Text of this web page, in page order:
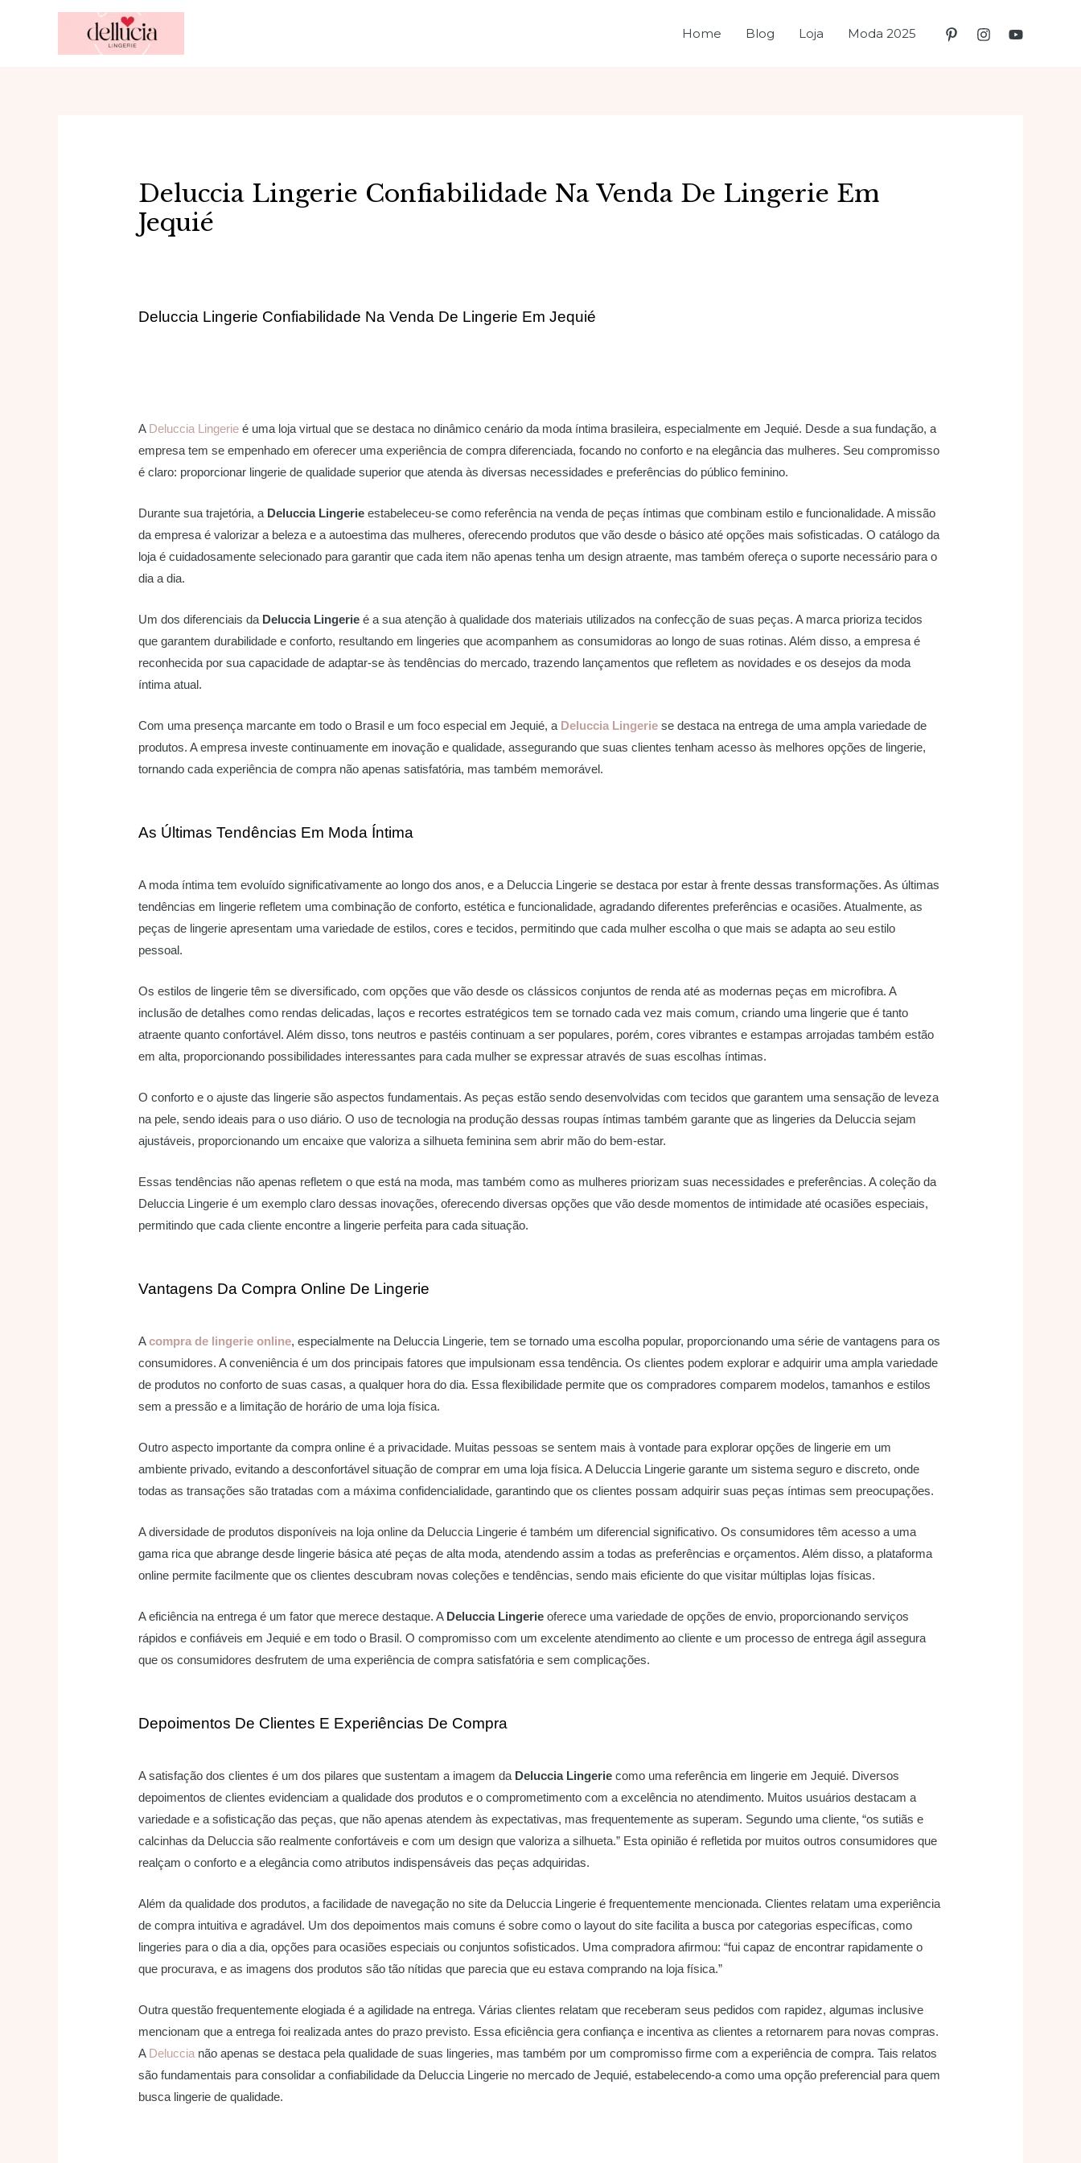
Home Blog Loja Moda 2025
Deluccia Lingerie Confiabilidade Na Venda De Lingerie Em
Jequié
Deluccia Lingerie Confiabilidade Na Venda De Lingerie Em Jequié
A Deluccia Lingerie é uma loja virtual que se destaca no dinâmico cenário da moda íntima brasileira, especialmente em Jequié. Desde a sua fundação, a
empresa tem se empenhado em oferecer uma experiência de compra diferenciada, focando no conforto e na elegância das mulheres. Seu compromisso
é claro: proporcionar lingerie de qualidade superior que atenda às diversas necessidades e preferências do público feminino.
Durante sua trajetória, a Deluccia Lingerie estabeleceu-se como referência na venda de peças íntimas que combinam estilo e funcionalidade. A missão
da empresa é valorizar a beleza e a autoestima das mulheres, oferecendo produtos que vão desde o básico até opções mais sofisticadas. O catálogo da
loja é cuidadosamente selecionado para garantir que cada item não apenas tenha um design atraente, mas também ofereça o suporte necessário para o
dia a dia.
Um dos diferenciais da Deluccia Lingerie é a sua atenção à qualidade dos materiais utilizados na confecção de suas peças. A marca prioriza tecidos
que garantem durabilidade e conforto, resultando em lingeries que acompanhem as consumidoras ao longo de suas rotinas. Além disso, a empresa é
reconhecida por sua capacidade de adaptar-se às tendências do mercado, trazendo lançamentos que refletem as novidades e os desejos da moda
íntima atual.
Com uma presença marcante em todo o Brasil e um foco especial em Jequié, a Deluccia Lingerie se destaca na entrega de uma ampla variedade de
produtos. A empresa investe continuamente em inovação e qualidade, assegurando que suas clientes tenham acesso às melhores opções de lingerie,
tornando cada experiência de compra não apenas satisfatória, mas também memorável.
As Últimas Tendências Em Moda Íntima
A moda íntima tem evoluído significativamente ao longo dos anos, e a Deluccia Lingerie se destaca por estar à frente dessas transformações. As últimas
tendências em lingerie refletem uma combinação de conforto, estética e funcionalidade, agradando diferentes preferências e ocasiões. Atualmente, as
peças de lingerie apresentam uma variedade de estilos, cores e tecidos, permitindo que cada mulher escolha o que mais se adapta ao seu estilo
pessoal.
Os estilos de lingerie têm se diversificado, com opções que vão desde os clássicos conjuntos de renda até as modernas peças em microfibra. A
inclusão de detalhes como rendas delicadas, laços e recortes estratégicos tem se tornado cada vez mais comum, criando uma lingerie que é tanto
atraente quanto confortável. Além disso, tons neutros e pastéis continuam a ser populares, porém, cores vibrantes e estampas arrojadas também estão
em alta, proporcionando possibilidades interessantes para cada mulher se expressar através de suas escolhas íntimas.
O conforto e o ajuste das lingerie são aspectos fundamentais. As peças estão sendo desenvolvidas com tecidos que garantem uma sensação de leveza
na pele, sendo ideais para o uso diário. O uso de tecnologia na produção dessas roupas íntimas também garante que as lingeries da Deluccia sejam
ajustáveis, proporcionando um encaixe que valoriza a silhueta feminina sem abrir mão do bem-estar.
Essas tendências não apenas refletem o que está na moda, mas também como as mulheres priorizam suas necessidades e preferências. A coleção da
Deluccia Lingerie é um exemplo claro dessas inovações, oferecendo diversas opções que vão desde momentos de intimidade até ocasiões especiais,
permitindo que cada cliente encontre a lingerie perfeita para cada situação.
Vantagens Da Compra Online De Lingerie
Acompra de lingerie online, especialmente na Deluccia Lingerie, tem se tornado uma escolha popular, proporcionando uma série de vantagens para os
consumidores. A conveniência é um dos principais fatores que impulsionam essa tendência. Os clientes podem explorar e adquirir uma ampla variedade
de produtos no conforto de suas casas, a qualquer hora do dia. Essa flexibilidade permite que os compradores comparem modelos, tamanhos e estilos
sem a pressão e a limitação de horário de uma loja física.
Outro aspecto importante da compra online é a privacidade. Muitas pessoas se sentem mais à vontade para explorar opções de lingerie em um
ambiente privado, evitando a desconfortável situação de comprar em uma loja física. A Deluccia Lingerie garante um sistema seguro e discreto, onde
todas as transações são tratadas com a máxima confidencialidade, garantindo que os clientes possam adquirir suas peças íntimas sem preocupações.
A diversidade de produtos disponíveis na loja online da Deluccia Lingerie é também um diferencial significativo. Os consumidores têm acesso a uma
gama rica que abrange desde lingerie básica até peças de alta moda, atendendo assim a todas as preferências e orçamentos. Além disso, a plataforma
online permite facilmente que os clientes descubram novas coleções e tendências, sendo mais eficiente do que visitar múltiplas lojas físicas.
A eficiência na entrega é um fator que merece destaque. A Deluccia Lingerie oferece uma variedade de opções de envio, proporcionando serviços
rápidos e confiáveis em Jequié e em todo o Brasil. O compromisso com um excelente atendimento ao cliente e um processo de entrega ágil assegura
que os consumidores desfrutem de uma experiência de compra satisfatória e sem complicações.
Depoimentos De Clientes E Experiências De Compra
A satisfação dos clientes é um dos pilares que sustentam a imagem da Deluccia Lingerie como uma referência em lingerie em Jequié. Diversos
depoimentos de clientes evidenciam a qualidade dos produtos e o comprometimento com a excelência no atendimento. Muitos usuários destacam a
variedade e a sofisticação das peças, que não apenas atendem às expectativas, mas frequentemente as superam. Segundo uma cliente, “os sutiãs e
calcinhas da Deluccia são realmente confortáveis e com um design que valoriza a silhueta.” Esta opinião é refletida por muitos outros consumidores que
realçam o conforto e a elegância como atributos indispensáveis das peças adquiridas.
Além da qualidade dos produtos, a facilidade de navegação no site da Deluccia Lingerie é frequentemente mencionada. Clientes relatam uma experiência
de compra intuitiva e agradável. Um dos depoimentos mais comuns é sobre como o layout do site facilita a busca por categorias específicas, como
lingeries para o dia a dia, opções para ocasiões especiais ou conjuntos sofisticados. Uma compradora afirmou: “fui capaz de encontrar rapidamente o
que procurava, e as imagens dos produtos são tão nítidas que parecia que eu estava comprando na loja física.”
Outra questão frequentemente elogiada é a agilidade na entrega. Várias clientes relatam que receberam seus pedidos com rapidez, algumas inclusive
mencionam que a entrega foi realizada antes do prazo previsto. Essa eficiência gera confiança e incentiva as clientes a retornarem para novas compras.
A Deluccia não apenas se destaca pela qualidade de suas lingeries, mas também por um compromisso firme com a experiência de compra. Tais relatos
são fundamentais para consolidar a confiabilidade da Deluccia Lingerie no mercado de Jequié, estabelecendo-a como uma opção preferencial para quem
busca lingerie de qualidade.